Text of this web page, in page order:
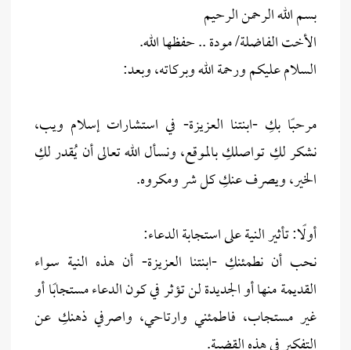
بسم الله الرحمن الرحيم
الأخت الفاضلة/ مودة .. حفظها الله.
السلام عليكم ورحمة الله وبركاته، وبعد:
مرحبًا بكِ -ابنتنا العزيزة- في استشارات إسلام ويب،
نشكر لكِ تواصلكِ بالموقع، ونسأل الله تعالى أن يُقدر لكِ
الخير، ويصرف عنكِ كل شر ومكروه.
أولًا: تأثير النية على استجابة الدعاء:
نحب أن نطمئنكِ -ابنتنا العزيزة- أن هذه النية سواء
القديمة منها أو الجديدة لن تؤثر في كون الدعاء مستجابًا أو
غير مستجاب، فاطمئني وارتاحي، واصرفي ذهنكِ عن